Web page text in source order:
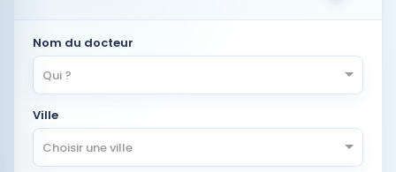
Nom du docteur
Qui ?
Ville
Choisir une ville